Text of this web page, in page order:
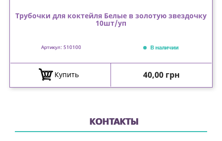
Трубочки для коктейля Белые в золотую звездочку
10шт/уп
Артикул: 510100 В наличии
Купить Цена
40,00 грн
КОНТАКТЫ